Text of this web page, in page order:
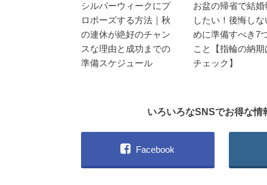
シルバーウィークにプ
ロポーズする方法｜秋
の連休が絶好のチャン
スな理由と成功までの
準備スケジュール
お盆の帰省で結婚
したい！後悔しな
めに準備すべき7
こと【指輪の納期
チェック】
いろいろなSNSでお得な
Facebook